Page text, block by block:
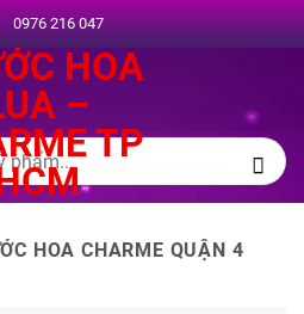
0976 216 047
HOA CHARME QUẬN 4